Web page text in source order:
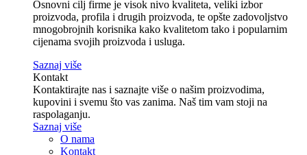
Osnovni cilj firme je visok nivo kvaliteta, veliki izbor
proizvoda, profila i drugih proizvoda, te opšte zadovoljstvo
mnogobrojnih korisnika kako kvalitetom tako i popularnim
cijenama svojih proizvoda i usluga.
Saznaj više
Kontakt
Kontaktirajte nas i saznajte više o našim proizvodima,
kupovini i svemu što vas zanima. Naš tim vam stoji na
raspolaganju.
Saznaj više
O nama
Kontakt